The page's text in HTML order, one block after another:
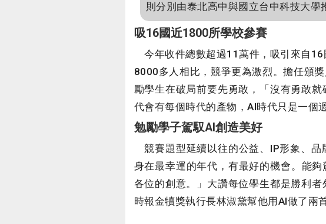
則分別由泰北高中與國立台中科技大學
吸16國近1800所學校參賽
今年收件總數超過11萬件，吸引來自
8000多人相比，競爭更為激烈。擔任頒
勵學生在破局前要先勇敢，「沒有勇敢
代會有每個時代的產物，AI時代只是一個
勉勵學子駕馭AI創造美好
競賽題型延續以往的公益、IP形象、品
身在最幸運的年代，有最好的機會。能
各位的創意。」大讚每位學生都是勝利
時報金犢獎執行長林淑黛幫他用AI做了兩